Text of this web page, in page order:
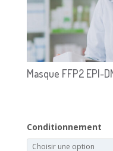
Masque FFP2 EPI-
Conditionnement